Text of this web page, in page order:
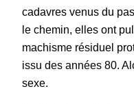
cadavres venus du
le chemin, elles ont
machisme résiduel
issu des années 80.
sexe.